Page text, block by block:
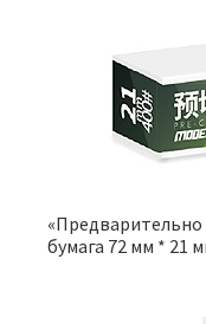
«Предварительно
бумага 72 мм * 21